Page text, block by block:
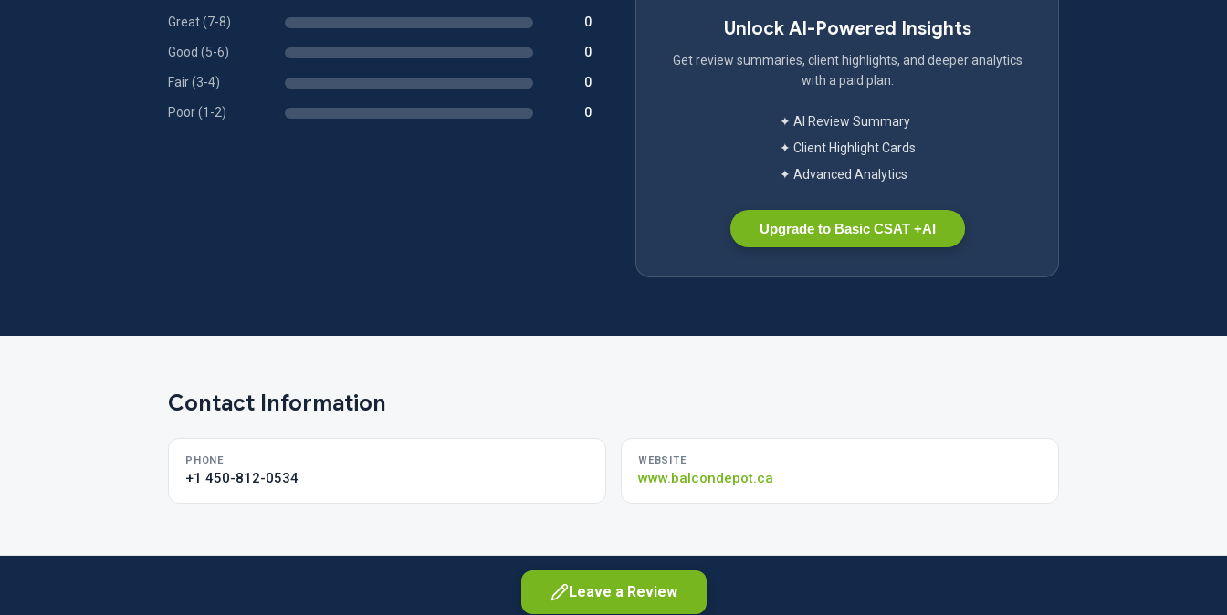
Great (7-8) 0
Good (5-6) 0
Fair (3-4) 0
Poor (1-2) 0
Unlock AI-Powered Insights
Get review summaries, client highlights, and deeper analytics
with a paid plan.
✦ AI Review Summary
✦ Client Highlight Cards
✦ Advanced Analytics
Upgrade to Basic CSAT +AI
Contact Information
PHONE
+1 450-812-0534
WEBSITE
www.balcondepot.ca
Leave a Review